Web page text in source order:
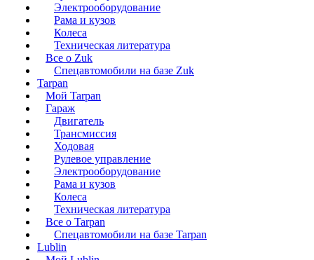
Электрооборудование
Рама и кузов
Колеса
Техническая литература
Все о Zuk
Спецавтомобили на базе Zuk
Tarpan
Мой Tarpan
Гараж
Двигатель
Трансмиссия
Ходовая
Рулевое управление
Электрооборудование
Рама и кузов
Колеса
Техническая литература
Все о Tarpan
Спецавтомобили на базе Tarpan
Lublin